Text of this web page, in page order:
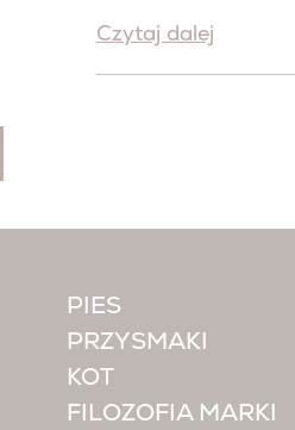
Czytaj dalej
PIES
PRZYSMAKI
KOT
FILOZOFIA MARKI